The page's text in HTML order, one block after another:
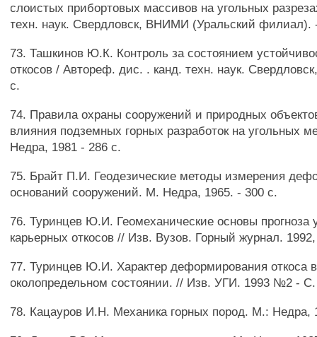
слоистых прибортовых массивов на угольных
техн. наук. Свердловск, ВНИМИ (Уральский филиал).
73. Ташкинов Ю.К. Контроль за состоянием
откосов / Автореф. дис. . канд. техн. наук.
с.
74. Правила охраны сооружений и природных
влияния подземных горных разработок на угольных
Недра, 1981 - 286 с.
75. Брайт П.И. Геодезические методы измерения
оснований сооружений. М. Недра, 1965. - 300 с.
76. Туринцев Ю.И. Геомеханические основы прогноза
карьерных откосов // Изв. Вузов. Горный журнал.
77. Туринцев Ю.И. Характер деформирования откоса в
околопредельном состоянии. // Изв. УГИ. 1993 №2 -
78. Кацауров И.Н. Механика горных пород. М.: Недра,